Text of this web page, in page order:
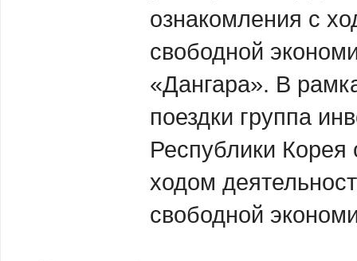
ознакомления с
свободной
«Дангара». В
поездки группа
Республики Корея
ходом
свободной